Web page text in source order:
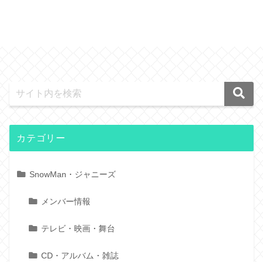
カテゴリー
SnowMan・ジャニーズ
メンバー情報
テレビ・映画・舞台
CD・アルバム・雑誌